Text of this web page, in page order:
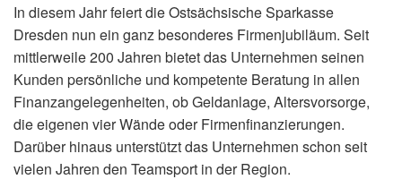
In diesem Jahr feiert die Ostsächsische Sparkasse
Dresden nun ein ganz besonderes Firmenjubiläum. Seit
mittlerweile 200 Jahren bietet das Unternehmen seinen
Kunden persönliche und kompetente Beratung in allen
Finanzangelegenheiten, ob Geldanlage, Altersvorsorge,
die eigenen vier Wände oder Firmenfinanzierungen.
Darüber hinaus unterstützt das Unternehmen schon seit
vielen Jahren den Teamsport in der Region.